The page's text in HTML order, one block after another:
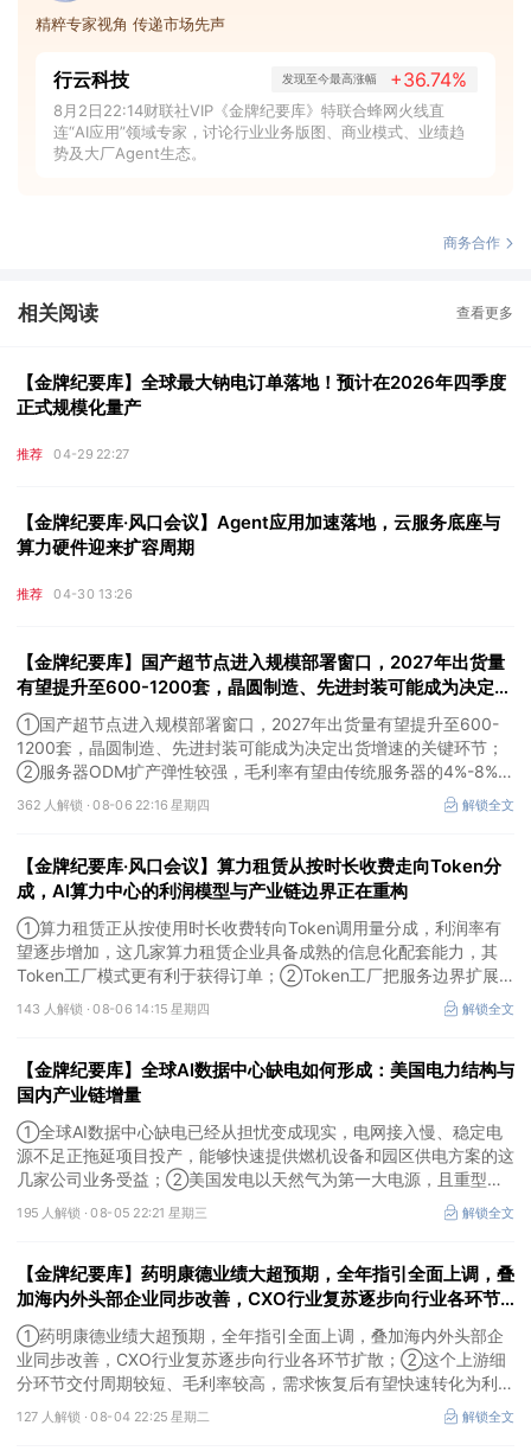
精粹专家视角 传递市场先声
行云科技 发现至今最高涨幅 +36.74%
8月2日22:14财联社VIP《金牌纪要库》特联合蜂网火线直
连“AI应用”领域专家，讨论行业业务版图、商业模式、业绩趋
势及大厂Agent生态。
商务合作
相关阅读 查看更多
【金牌纪要库】全球最大钠电订单落地！预计在2026年四季度
正式规模化量产
推荐 04-29 22:27
【金牌纪要库·风口会议】Agent应用加速落地，云服务底座与
算力硬件迎来扩容周期
推荐 04-30 13:26
【金牌纪要库】国产超节点进入规模部署窗口，2027年出货量
有望提升至600-1200套，晶圆制造、先进封装可能成为决定出
货增速的关键环节
①国产超节点进入规模部署窗口，2027年出货量有望提升至600-
1200套，晶圆制造、先进封装可能成为决定出货增速的关键环节；
②服务器ODM扩产弹性较强，毛利率有望由传统服务器的4%-8%提
升至10%-15%，这两家公司占据整机市场的核心份额；③国产交换
芯片已经由送样验证逐步进入小批量应用，中低速率产品替代有望加
362 人解锁 ·08-06 22:16 星期四 解锁全文
【金牌纪要库·风口会议】算力租赁从按时长收费走向Token分
成，AI算力中心的利润模型与产业链边界正在重构
①算力租赁正从按使用时长收费转向Token调用量分成，利润率有
望逐步增加，这几家算力租赁企业具备成熟的信息化配套能力，其
Token工厂模式更有利于获得订单；②Token工厂把服务边界扩展
至调度、模型适配、计费和安全，这类具备网络安全配套和底层模型
适配业务的企业也会受益Token工厂建设；③高端训练卡仍受供给
143 人解锁 ·08-06 14:15 星期四 解锁全文
【金牌纪要库】全球AI数据中心缺电如何形成：美国电力结构与
国内产业链增量
①全球AI数据中心缺电已经从担忧变成现实，电网接入慢、稳定电
源不足正拖延项目投产，能够快速提供燃机设备和园区供电方案的这
几家公司业务受益；②美国发电以天然气为第一大电源，且重型燃
机更适合规模较大、持续运行的数据中心园区，透平叶片为上游主要
卡产能环节，这家国内公司已与国外燃机巨头签署多年供货协议；
采购规模已经超过上一年全年，这几家企业为国内特高压设备头部企
业。
195 人解锁 ·08-05 22:21 星期三 解锁全文
【金牌纪要库】药明康德业绩大超预期，全年指引全面上调，叠
加海内外头部企业同步改善，CXO行业复苏逐步向行业各环节
扩散，这个上游细分环节交付周期较短、毛利率较高，需求恢复
后有望快速转化为利润
①药明康德业绩大超预期，全年指引全面上调，叠加海内外头部企
业同步改善，CXO行业复苏逐步向行业各环节扩散；②这个上游细
分环节交付周期较短、毛利率较高，需求恢复后有望快速转化为利
润，率先完成客户认证并具备规模化生产能力的企业竞争优势更明
显；③相较2019—2021年周期，本轮更多来自存量管线向中后期推
127 人解锁 ·08-04 22:25 星期二 解锁全文